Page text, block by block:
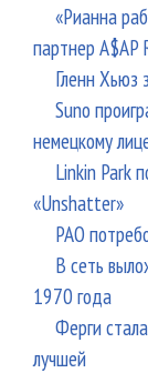
«Рианна
партнер A$AP
Гленн Хьюз
Suno
немецкому
Linkin Park
«Unshatter»
РАО
В сеть
1970 года
Ферги
лучшей